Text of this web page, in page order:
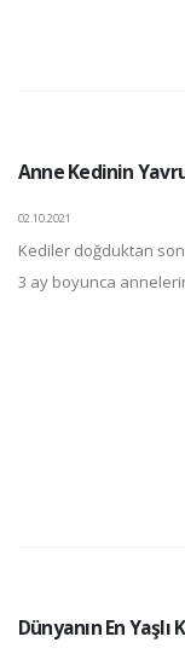
Anne Kedinin
02.10.2021
Kediler doğduktan
3 ay boyunca
Dünyanın En Yaşlı